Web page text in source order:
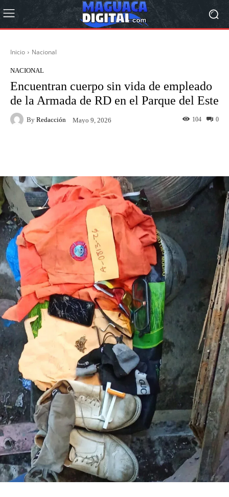
Inicio Nacional
NACIONAL
Encuentran cuerpo sin vida de empleado
de la Armada de RD en el Parque del Este
By Redacción Mayo 9, 2026 0
104